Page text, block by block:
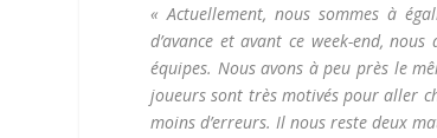
« Actuellement, nous sommes à
d’avance et avant ce week-end,
équipes. Nous avons à peu près le
joueurs sont très motivés pour aller
moins d’erreurs. Il nous reste deux